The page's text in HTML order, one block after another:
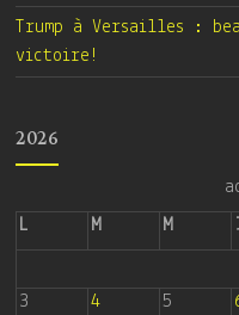
Trump à Versailles :
victoire!
2026
L
M M
3
4 5